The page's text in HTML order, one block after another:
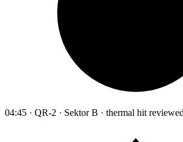
04:45 · QR-2 · Sektor B · thermal hit